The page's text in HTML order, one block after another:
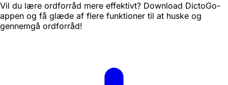
Vil du lære ordforråd mere effektivt? Download DictoGo-
appen og få glæde af flere funktioner til at huske og
gennemgå ordforråd!